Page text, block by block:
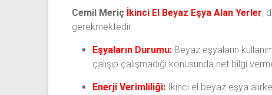
Cemil Meriç
İkinci El Beyaz Eşya Alan Yerler,
gerekmektedir:
Eşyaların Durumu: Beyaz eşyaların
çalışıp çalışmadığı konusunda net bilgi
Enerji Verimliliği: İkinci el beyaz eşya